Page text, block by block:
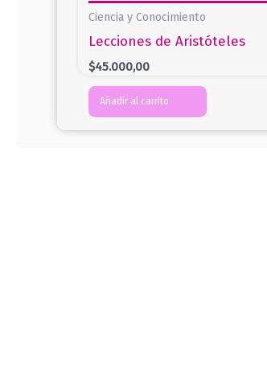
Ciencia y Conocimiento
Lecciones de Aristóteles
$45.000,00
Añadir al carrito